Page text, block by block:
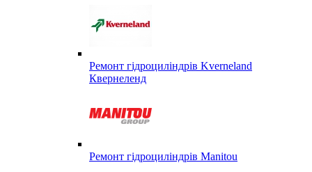
Ремонт гідроциліндрів Kverneland
Квернеленд
Ремонт гідроциліндрів Manitou